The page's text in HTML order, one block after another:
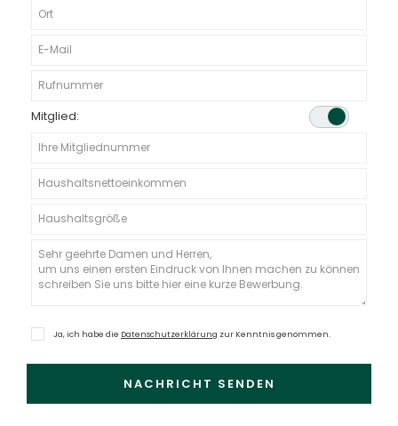
Mitglied:
Ja, ich habe die Datenschutzerklärung zur Kenntnis genommen.